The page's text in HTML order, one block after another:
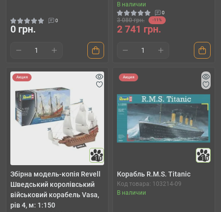
0
0 грн.
В наличии
0
3 080 грн. -11%
2 741 грн.
Акция
10
Збірна модель-копія Revell
Шведський королівський
військовий корабель Vasa,
рів 4, м: 1:150
Акция
10
Корабль R.M.S. Titanic
Код товара: 103214-09
В наличии